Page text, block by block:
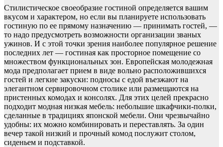
Стилистическое своеобразие гостиной определяется вашим
вкусом и характером, но если вы планируете использовать
гостиную по ее прямому назначению — принимать гостей, —
то надо предусмотреть возможности организации званых
ужинов. И с этой точки зрения наиболее популярное решение
последних лет — гостиная как просторное помещение со
множеством функциональных зон. Европейская молодежная
мода предполагает прием в виде вольно расположившихся
гостей и легкие закуски: подносы с едой въезжают на
элегантном сервировочном столике или размещаются на
пристенных комодах и консолях. Для этих целей прекрасно
подходит модная низкая мебель: небольшие шкафчики-полки,
сделанные в традициях японской мебели. Они чрезвычайно
удобны: их можно комбинировать и переставлять. За один
вечер такой низкий и прочный комод послужит столом,
сиденьем и подставкой.